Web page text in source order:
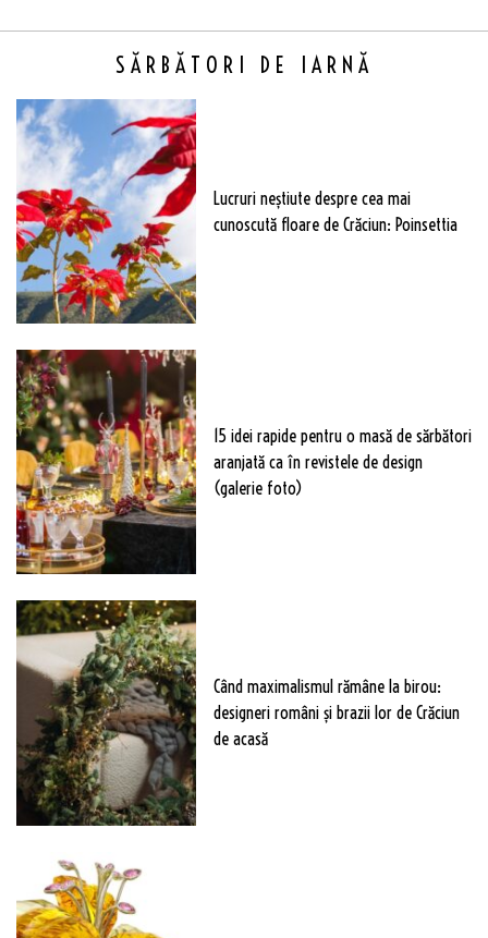
SĂRBĂTORI DE IARNĂ
Lucruri neștiute despre cea mai
cunoscută floare de Crăciun: Poinsettia
15 idei rapide pentru o masă de sărbători
aranjată ca în revistele de design
(galerie foto)
Când maximalismul rămâne la birou:
designeri români și brazii lor de Crăciun
de acasă